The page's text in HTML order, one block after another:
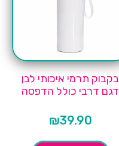
בקבוק תרמי איכותי לבן
דגם דרבי כולל הדפסה
₪39.90